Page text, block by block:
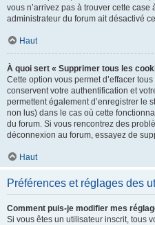
vous n’arrivez pas à trouver cette case
administrateur du forum ait désactivé
Haut
À quoi sert « Supprimer tous les
Cette option vous permet d’effacer
conservent votre authentification et
permettent également d’enregistrer le
non lus) dans le cas où cette
du forum. Si vous rencontrez des
déconnexion au forum, essayez de
Haut
Préférences et réglages des
Comment puis-je modifier mes
Si vous êtes un utilisateur inscrit, tous